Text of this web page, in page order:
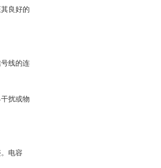
良好的
线的连
扰或物
电容